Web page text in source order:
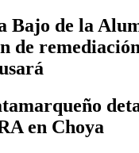
Bajo de la
de
en Choya